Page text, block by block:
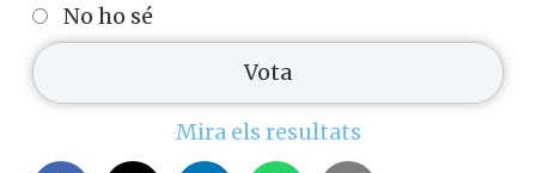
No ho sé
Mira els resultats